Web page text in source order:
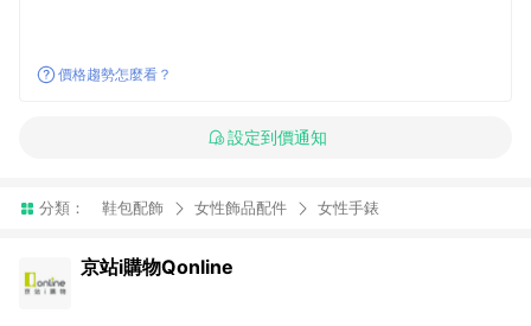
價格趨勢怎麼看？
設定到價通知
分類： 鞋包配飾 女性飾品配件 女性手錶
京站i購物Qonline